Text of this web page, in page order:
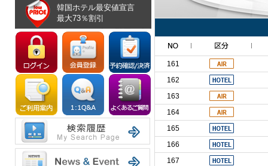
韓国ホテル最安値宣言
最大73％割引
161
162
163
164
165
166
167